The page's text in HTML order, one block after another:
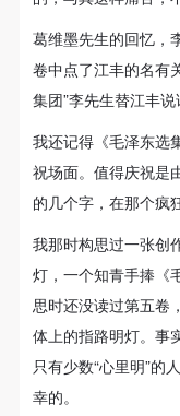
葛维墨先生的回忆，
卷中点了江丰的名有
集团”李先生替江丰说
我还记得《毛泽东选
祝场面。值得庆祝是
的几个字，在那个疯
我那时构思过一张创
灯，一个知青手捧《
思时还没读过第五卷
体上的指路明灯。事
只有少数“心里明”的
幸的。